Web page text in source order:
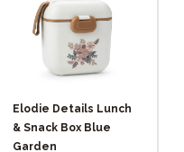
Elodie Details Lunch
& Snack Box Blue
Garden